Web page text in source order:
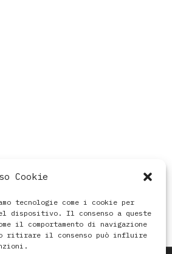
Cookie
tecnologie come i cookie per
dispositivo. Il consenso a queste
il comportamento di navigazione
o ritirare il consenso può influire